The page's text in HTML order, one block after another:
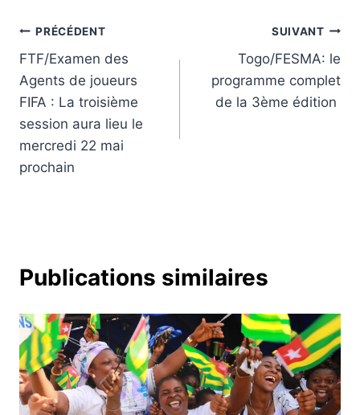
Navigation
de
l’article
PRÉCÉDENT
FTF/Examen des
Agents de joueurs
FIFA : La troisième
session aura lieu le
mercredi 22 mai
prochain
SUIVANT
Togo/FESMA: le
programme complet
de la 3ème édition
Publications similaires